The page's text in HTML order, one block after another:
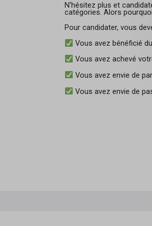
N'hésitez plus et
catégories. Alors
Pour candidater, vous
Vous avez bénéficié
Vous avez achevé
Vous avez envie de
Vous avez envie de